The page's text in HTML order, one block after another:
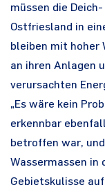
müssen die
Ostfriesland in
bleiben mit hoher
an ihren Anlagen
verursachten
„Es wäre kein
erkennbar
betroffen war,
Wassermassen in
Gebietskulisse